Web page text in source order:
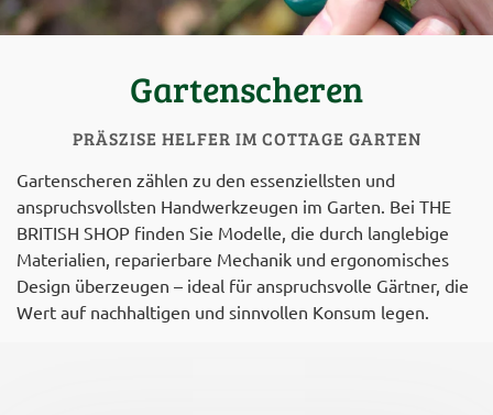
Gartenscheren
PRÄSZISE HELFER IM COTTAGE GARTEN
Gartenscheren zählen zu den essenziellsten und
anspruchsvollsten Handwerkzeugen im Garten. Bei THE
BRITISH SHOP finden Sie Modelle, die durch langlebige
Materialien, reparierbare Mechanik und ergonomisches
Design überzeugen – ideal für anspruchsvolle Gärtner, die
Wert auf nachhaltigen und sinnvollen Konsum legen.